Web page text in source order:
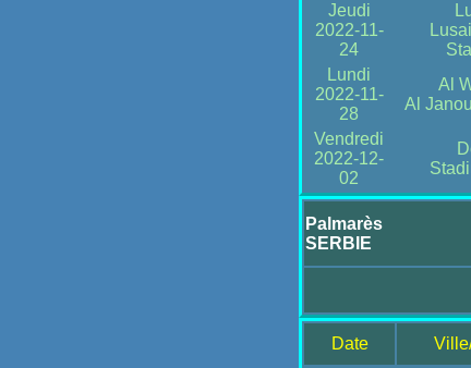
Jeudi
2022-11-
24
Lundi
2022-11-
28
Al
Al
Vendredi
2022-12-
02
Palmarès
SERBIE
Date